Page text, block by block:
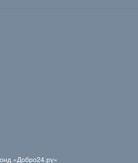
«Добро24.ру»